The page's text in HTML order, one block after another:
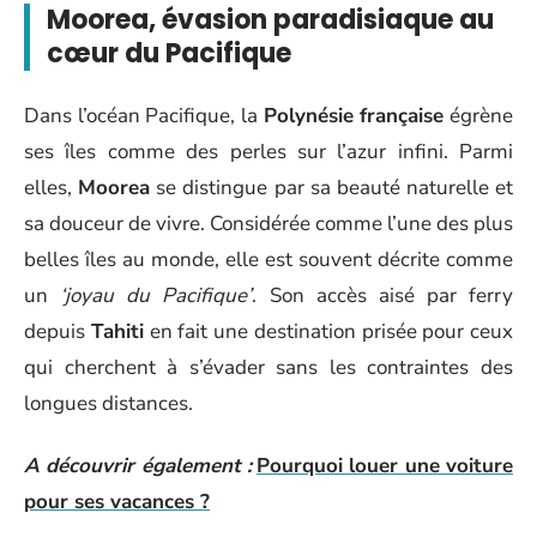
Moorea, évasion paradisiaque au
cœur du Pacifique
Dans l’océan Pacifique, la Polynésie française égrène
ses îles comme des perles sur l’azur infini. Parmi
elles, Moorea se distingue par sa beauté naturelle et
sa douceur de vivre. Considérée comme l’une des plus
belles îles au monde, elle est souvent décrite comme
un
‘joyau du Pacifique’. Son accès aisé par ferry
depuis Tahitien fait une destination prisée pour ceux
qui cherchent à s’évader sans les contraintes des
longues distances.
A découvrir également : Pourquoi louer une voiture
pour ses vacances ?